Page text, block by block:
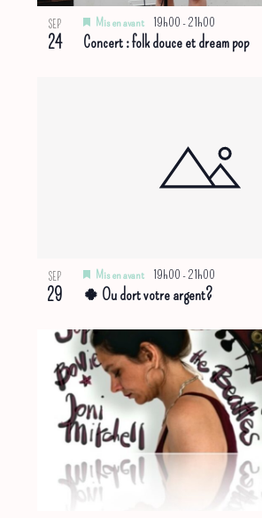
SEP
24 Concert : folk douce et dream pop
Mis en avant 19h00 -21h00
SEP
29 🍀 Ou dort votre argent?
Mis en avant 19h00 -21h00